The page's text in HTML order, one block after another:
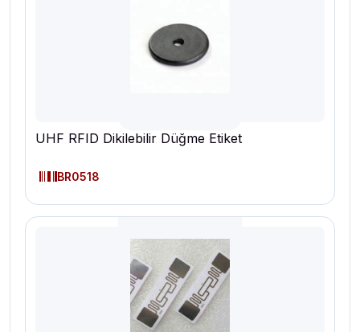
UHF RFID Dikilebilir Düğme Etiket
BR0518